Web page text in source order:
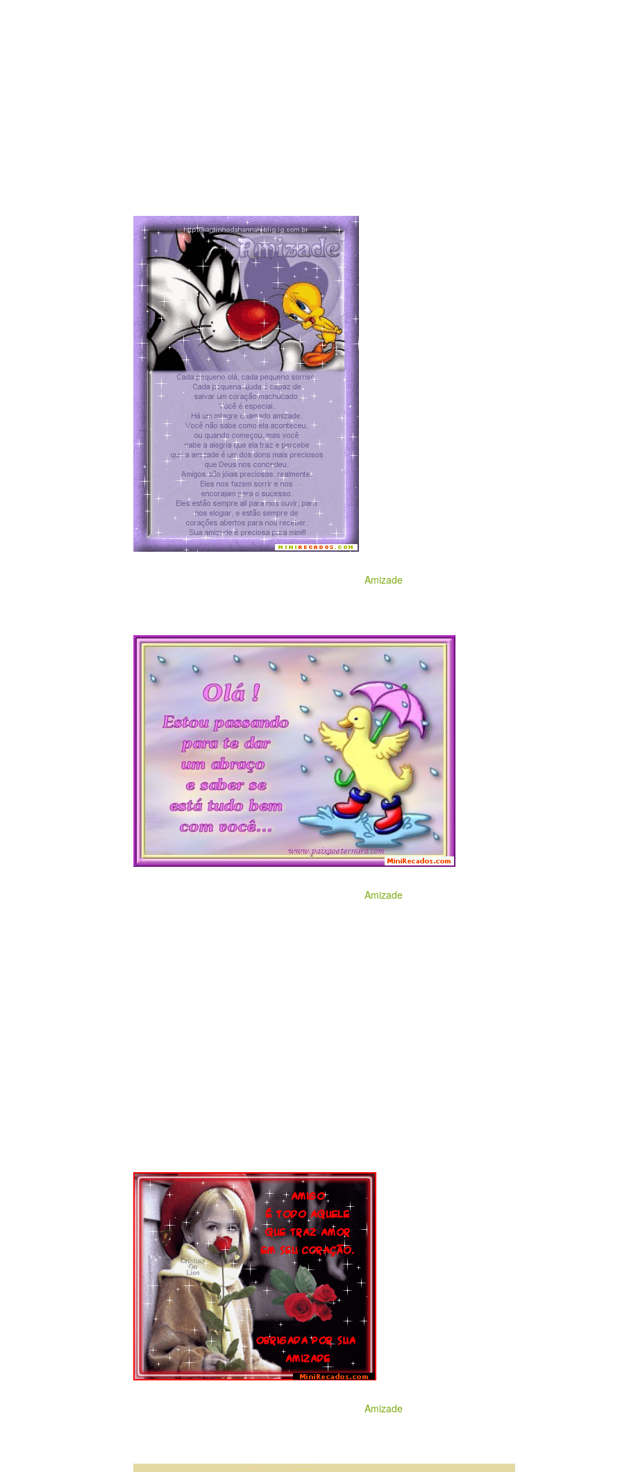
Amizade
Amizade
Amizade